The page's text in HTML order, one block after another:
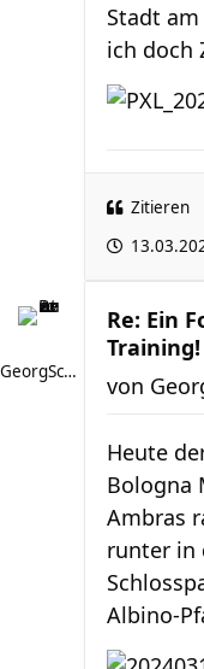
Stadt
ich doch
Zitieren
GeorgSchoenegger
Re: Ein
Training!
von
Heute
Bologna
Ambras
runter in
Albino-